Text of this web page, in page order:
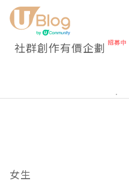
社群創作有價企劃
女生